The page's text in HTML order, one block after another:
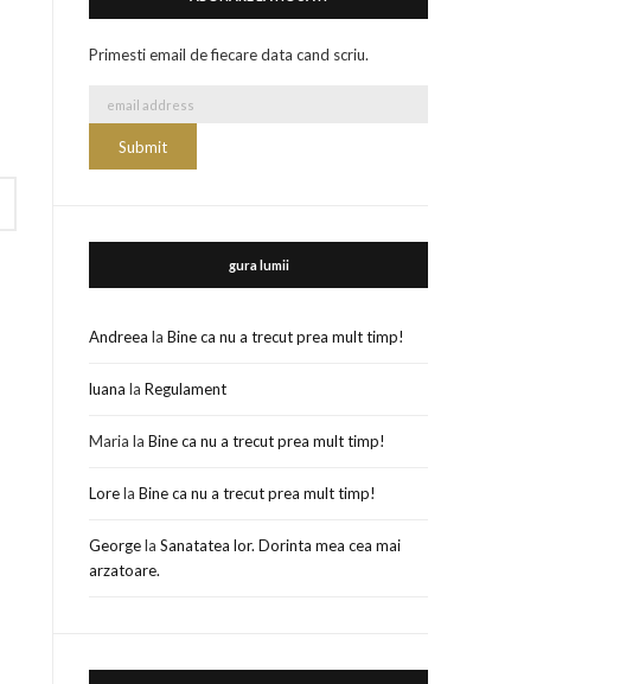
Primesti email de fiecare data cand scriu.
gura lumii
Andreea laBine ca nu a trecut prea mult timp!
luana laRegulament
Maria laBine ca nu a trecut prea mult timp!
LorelaBine ca nu a trecut prea mult timp!
GeorgelaSanatatea lor. Dorinta mea cea mai
arzatoare.